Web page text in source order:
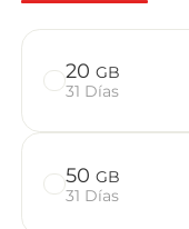
20 GB
31 Días
50 GB
31 Días